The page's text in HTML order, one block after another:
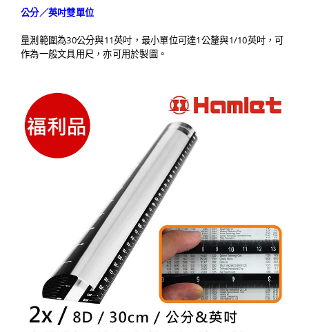
公分／英吋雙單位
量測範圍為30公分與11英吋，最小單位可達1公釐與1/10英吋，可
作為一般文具用尺，亦可用於製圖。